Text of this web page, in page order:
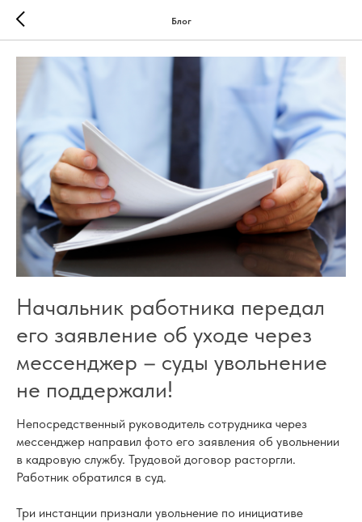
Блог
Начальник работника передал
его заявление об уходе через
мессенджер – суды увольнение
не поддержали!
Непосредственный руководитель сотрудника через
мессенджер направил фото его заявления об увольнении
в кадровую службу. Трудовой договор расторгли.
Работник обратился в суд.
Три инстанции признали увольнение по инициативе